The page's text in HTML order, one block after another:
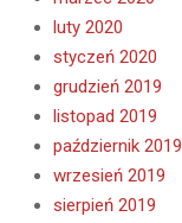
luty 2020
styczeń 2020
grudzień 2019
listopad 2019
październik 2019
wrzesień 2019
sierpień 2019